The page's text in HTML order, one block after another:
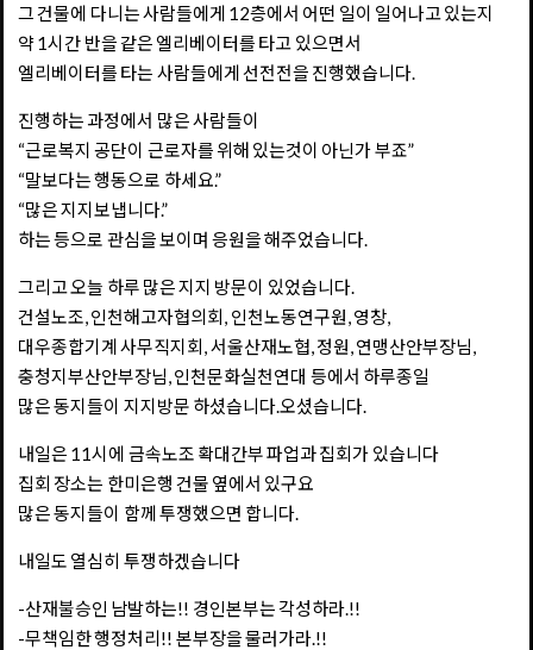
그 건물에 다니는 사람들에게 12층에서 어떤 일이 일어나고 있는지
약 1시간 반을 같은 엘리베이터를 타고 있으면서
엘리베이터를 타는 사람들에게 선전전을 진행했습니다.
진행하는 과정에서 많은 사람들이
“근로복지 공단이 근로자를 위해 있는것이 아닌가 부죠”
“말보다는 행동으로 하세요.”
“많은 지지보냅니다.”
하는 등으로 관심을 보이며 응원을 해주었습니다.
그리고 오늘 하루 많은 지지 방문이 있었습니다.
건설노조, 인천해고자협의회, 인천노동연구원, 영창,
대우종합기계 사무직지회, 서울산재노협, 정원, 연맹산안부장님,
충청지부산안부장님, 인천문화실천연대 등에서 하루종일
많은 동지들이 지지방문 하셨습니다.오셨습니다.
내일은 11시에 금속노조 확대간부 파업과 집회가 있습니다
집회 장소는 한미은행 건물 옆에서 있구요
많은 동지들이 함께 투쟁했으면 합니다.
내일도 열심히 투쟁하겠습니다
-산재불승인 남발하는!! 경인본부는 각성하라.!!
-무책임한 행정처리!! 본부장을 물러가라.!!